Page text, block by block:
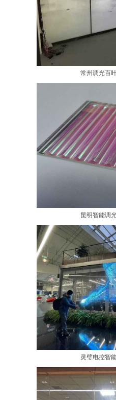
常州调光百
昆明智能调
灵璧电控智